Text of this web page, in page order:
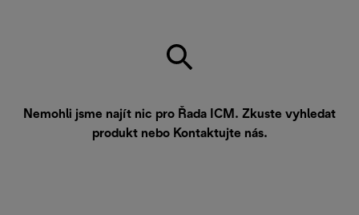
Nemohli jsme najít nic pro Řada ICM. Zkuste vyhledat
produkt nebo Kontaktujte nás.